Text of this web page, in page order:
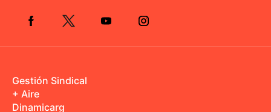
Gestión Sindical
+ Aire
Dinamicarg